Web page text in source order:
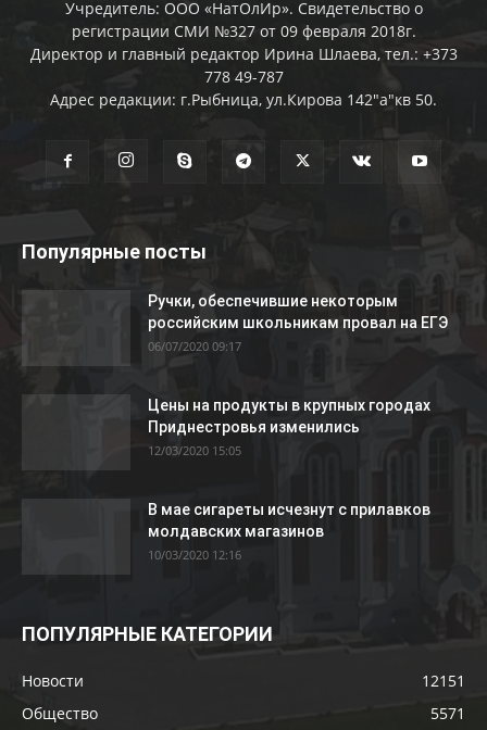
Учредитель: ООО «НатОлИр». Свидетельство о
регистрации СМИ №327 от 09 февраля 2018г.
Директор и главный редактор Ирина Шлаева, тел.: +373
778 49-787
Адрес редакции: г.Рыбница, ул.Кирова 142"а"кв 50.
Популярные посты
Ручки, обеспечившие некоторым
российским школьникам провал на ЕГЭ
06/07/2020 09:17
Цены на продукты в крупных городах
Приднестровья изменились
12/03/2020 15:05
В мае сигареты исчезнут с прилавков
молдавских магазинов
10/03/2020 12:16
ПОПУЛЯРНЫЕ КАТЕГОРИИ
Новости
12151
Общество
5571